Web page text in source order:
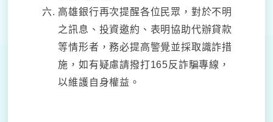
高雄銀行再次提醒各位民眾，對於不明
之訊息、投資邀約、表明協助代辦貸款
等情形者，務必提高警覺並採取識詐措
施，如有疑慮請撥打165反詐騙專線，
以維護自身權益。